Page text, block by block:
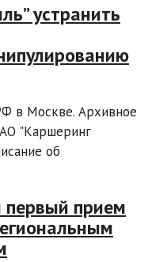
устранить
в Москве. Архивное
"Каршеринг
об
прием